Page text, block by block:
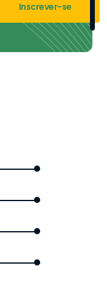
Inscrever-se